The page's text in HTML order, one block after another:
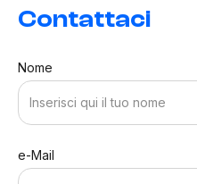
Contattaci
Nome
e-Mail